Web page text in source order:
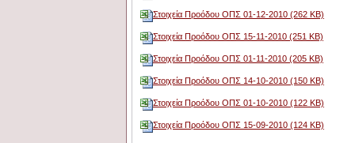
Στοιχεία Προόδου ΟΠΣ 01-12-2010 (262 ΚΒ)
Στοιχεία Προόδου ΟΠΣ 15-11-2010 (251 ΚΒ)
Στοιχεία Προόδου ΟΠΣ 01-11-2010 (205 ΚΒ)
Στοιχεία Προόδου ΟΠΣ 14-10-2010 (150 ΚΒ)
Στοιχεία Προόδου ΟΠΣ 01-10-2010 (122 ΚΒ)
Στοιχεία Προόδου ΟΠΣ 15-09-2010 (124 ΚΒ)